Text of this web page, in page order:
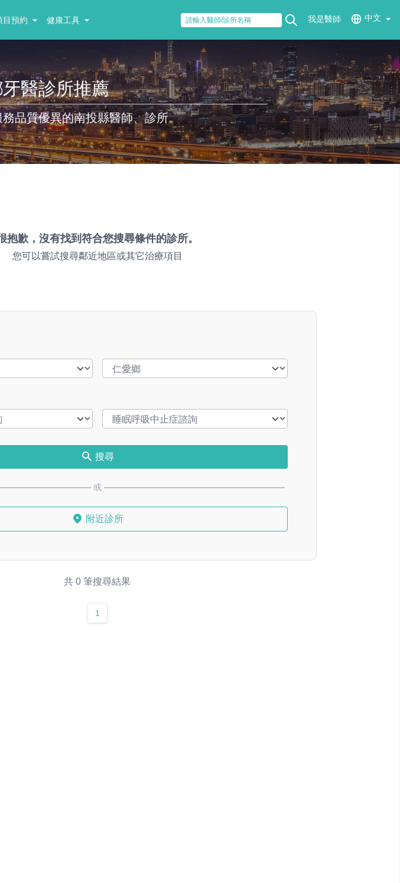
目預約 健康工具 我是醫師 中文
醫診所推薦
品質優異的南投縣醫師、診所。
抱歉，沒有找到符合您搜尋條件的診所。
您可以嘗試搜尋鄰近地區或其它治療項目
搜尋
或
附近診所
共 0 筆搜尋結果
1